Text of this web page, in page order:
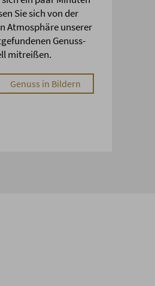
Sie sich von der
Atmosphäre unserer
Genuss-
mitreißen.
Genuss in Bildern